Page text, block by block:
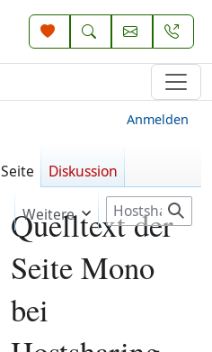
Quelltext der
Seite Mono
bei
Anmelden
Seite Diskussion
Weitere
S
u
h